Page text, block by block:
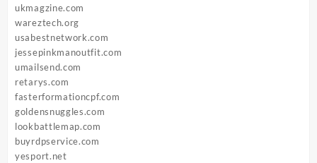
ukmagzine.com
wareztech.org
usabestnetwork.com
jessepinkmanoutfit.com
umailsend.com
retarys.com
fasterformationcpf.com
goldensnuggles.com
lookbattlemap.com
buyrdpservice.com
yesport.net